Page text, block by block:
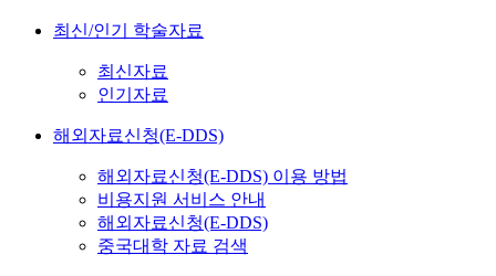
최신/인기 학술자료
최신자료
인기자료
해외자료신청(E-DDS)
해외자료신청(E-DDS) 이용 방법
비용지원 서비스 안내
해외자료신청(E-DDS)
중국대학 자료 검색